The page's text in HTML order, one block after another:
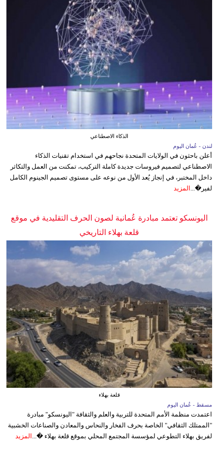
الذكاء الاصطناعي
لندن - عُمان اليوم
أعلن باحثون في الولايات المتحدة نجاحهم في استخدام تقنيات الذكاء
الاصطناعي لتصميم فيروسات جديدة كاملة التركيب، تمكنت من العمل والتكاثر
داخل المختبر، في إنجاز يُعد الأول من نوعه على مستوى تصميم الجينوم الكامل
لفير�...
المزيد
اليونسكو تعتمد مبادرة عُمانية لصون الحرف التقليدية في موقع
قلعة بهلاء التاريخي
قلعة بهلاء
مسقط - عُمان اليوم
اعتمدت منظمة الأمم المتحدة للتربية والعلم والثقافة "اليونسكو" مبادرة
"الممتلك الثقافي" الخاصة بحرف الفخار والنحاس والمعادن والصناعات الخشبية
لفريق بهلاء التطوعي لمؤسسة المجتمع المحلي بموقع قلعة بهلاء �... المزيد